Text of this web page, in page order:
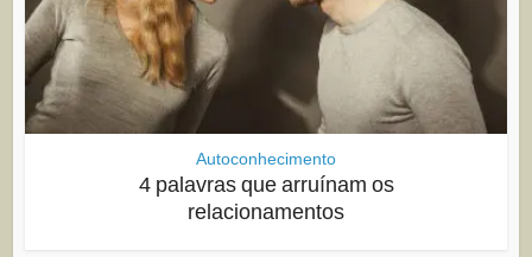
Autoconhecimento
4 palavras que arruínam os
relacionamentos